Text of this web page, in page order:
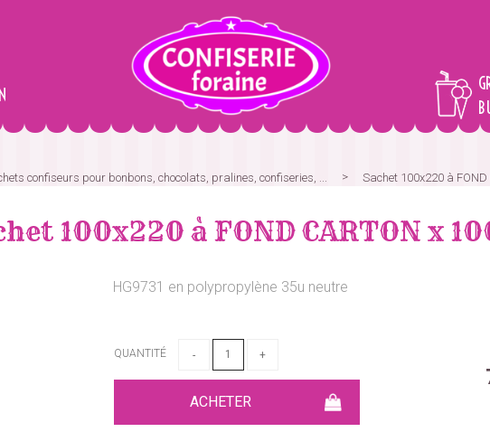
confiseurs pour bonbons, chocolats, pralines, confiseries, ... Sachet 100x220 à FOND
100x220 à FOND CARTON x
HG9731 en polypropylène 35u neutre
QUANTITÉ